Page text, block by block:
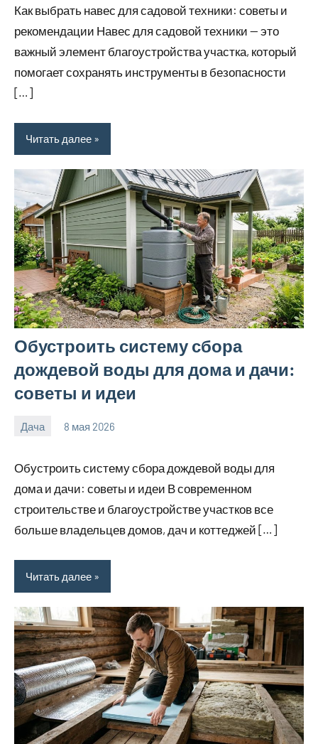
Как выбрать навес для садовой техники: советы и
рекомендации Навес для садовой техники — это
важный элемент благоустройства участка, который
помогает сохранять инструменты в безопасности
[…]
Читать далее
Обустроить систему сбора
дождевой воды для дома и дачи:
советы и идеи
Дача 8 мая 2026
calvinken_co
Обустроить систему сбора дождевой воды для
дома и дачи: советы и идеи В современном
строительстве и благоустройстве участков все
больше владельцев домов, дач и коттеджей […]
Читать далее